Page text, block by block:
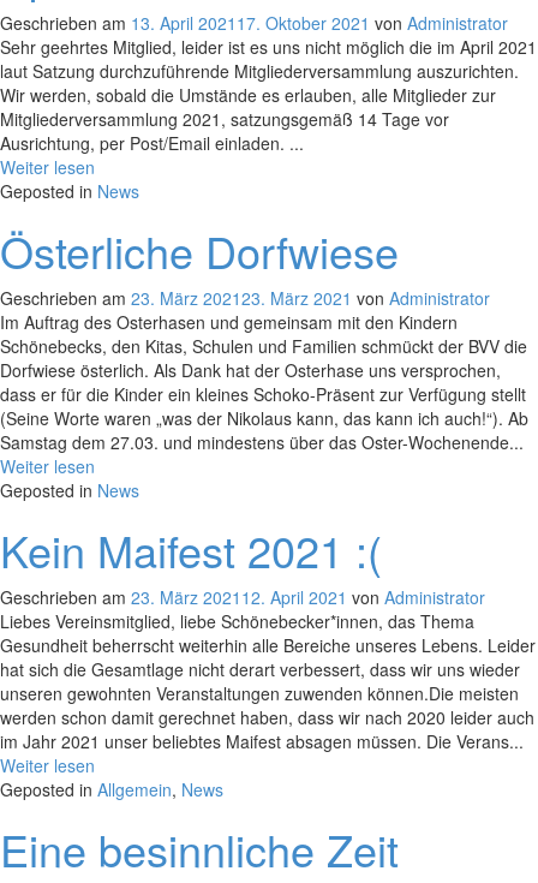
Geschrieben am 13. April 2021 17. Oktober 2021 von Administrator
Sehr geehrtes Mitglied, leider ist es uns nicht möglich die im April 2021
laut Satzung durchzuführende Mitgliederversammlung auszurichten.
Wir werden, sobald die Umstände es erlauben, alle Mitglieder zur
Mitgliederversammlung 2021, satzungsgemäß 14 Tage vor
Ausrichtung, per Post/Email einladen. ...
Weiter lesen
Geposted in News
Österliche Dorfwiese
Geschrieben am 23. März 202123. März 2021 von Administrator
Im Auftrag des Osterhasen und gemeinsam mit den Kindern
Schönebecks, den Kitas, Schulen und Familien schmückt der BVV die
Dorfwiese österlich. Als Dank hat der Osterhase uns versprochen,
dass er für die Kinder ein kleines Schoko-Präsent zur Verfügung stellt
(Seine Worte waren „was der Nikolaus kann, das kann ich auch!“). Ab
Samstag dem 27.03. und mindestens über das Oster-Wochenende...
Weiter lesen
Geposted in News
Kein Maifest 2021 :(
Geschrieben am 23. März 2021 12. April 2021 von Administrator
Liebes Vereinsmitglied, liebe Schönebecker*innen, das Thema
Gesundheit beherrscht weiterhin alle Bereiche unseres Lebens. Leider
hat sich die Gesamtlage nicht derart verbessert, dass wir uns wieder
unseren gewohnten Veranstaltungen zuwenden können.Die meisten
werden schon damit gerechnet haben, dass wir nach 2020 leider auch
im Jahr 2021 unser beliebtes Maifest absagen müssen. Die Verans...
Weiter lesen
Geposted in Allgemein, News
Eine besinnliche Zeit